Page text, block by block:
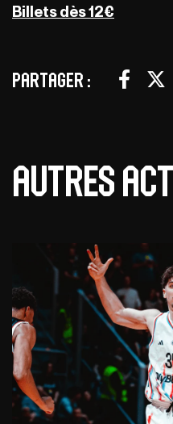
Billets dès 12€
Partager :
Autres